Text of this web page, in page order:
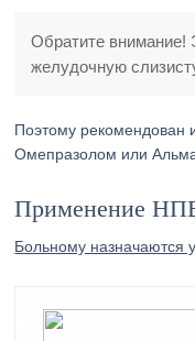
Обратите внимание!
желудочную
Поэтому рекомендован
Омепразолом или
Применение
Больному назначаются